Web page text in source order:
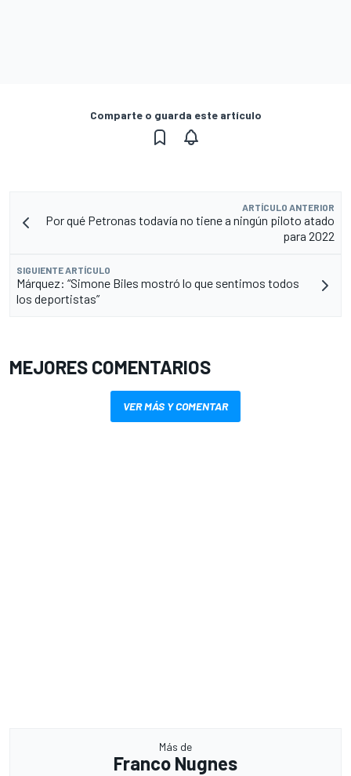
Comparte o guarda este artículo
ARTÍCULO ANTERIOR
Por qué Petronas todavía no tiene a ningún piloto atado
para 2022
SIGUIENTE ARTÍCULO
Márquez: “Simone Biles mostró lo que sentimos todos
los deportistas”
MEJORES COMENTARIOS
VER MÁS Y COMENTAR
Más de
Franco Nugnes